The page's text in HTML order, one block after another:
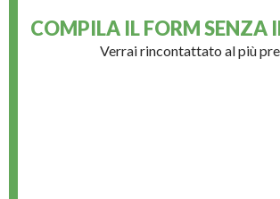
COMPILA IL FORMSENZA
Verrai rincontattato al più